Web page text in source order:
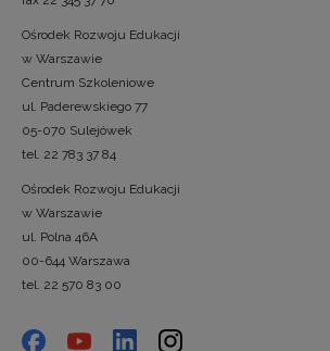
Ośrodek Rozwoju Edukacji
w Warszawie
Centrum Szkoleniowe
ul. Paderewskiego 77
05-070 Sulejówek
tel. 22 783 37 84
Ośrodek Rozwoju Edukacji
w Warszawie
ul. Polna 46A
00-644 Warszawa
tel. 22 570 83 00